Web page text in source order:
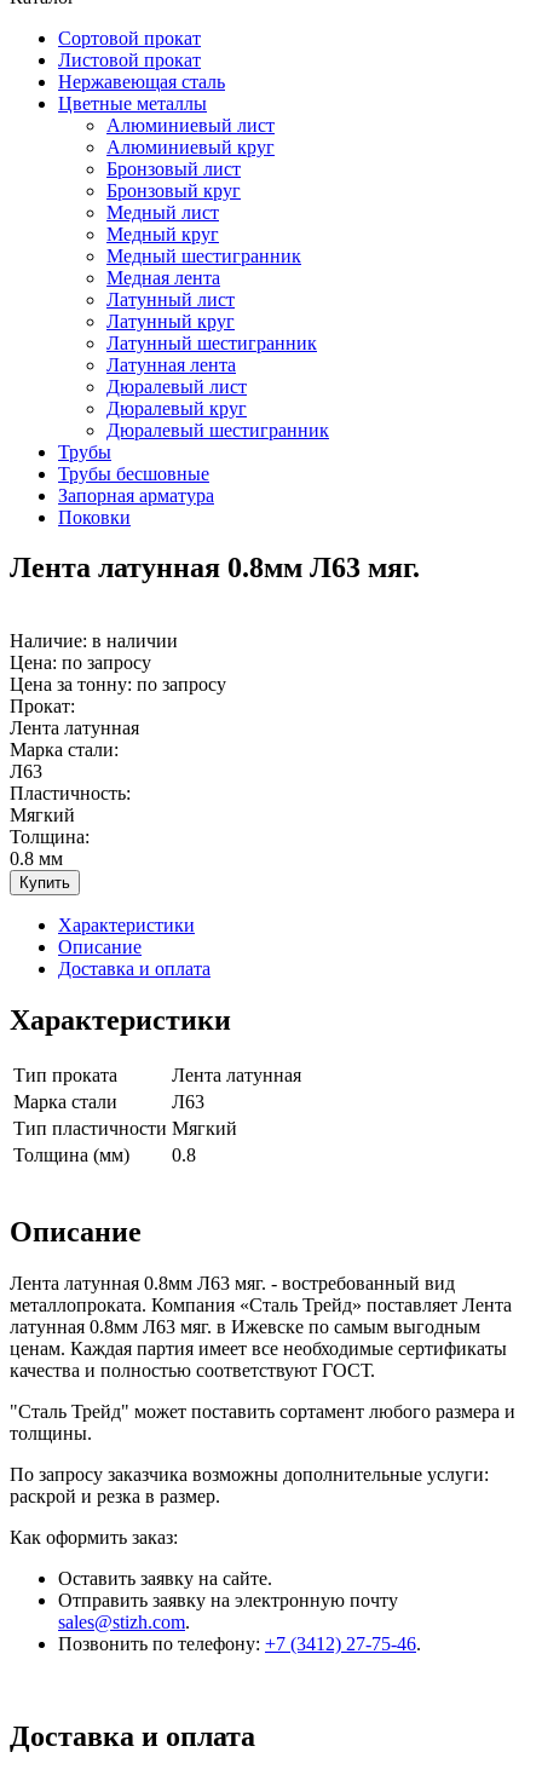
Сортовой прокат
Листовой прокат
Нержавеющая сталь
Цветные металлы
Алюминиевый лист
Алюминиевый круг
Бронзовый лист
Бронзовый круг
Медный лист
Медный круг
Медный шестигранник
Медная лента
Латунный лист
Латунный круг
Латунный шестигранник
Латунная лента
Дюралевый лист
Дюралевый круг
Дюралевый шестигранник
Трубы
Трубы бесшовные
Запорная арматура
Поковки
Лента латунная 0.8мм Л63 мяг.
Наличие: в наличии
Цена: по запросу
Цена за тонну: по запросу
Прокат:
Лента латунная
Марка стали:
Л63
Пластичность:
Мягкий
Толщина:
0.8 мм
Купить
Характеристики
Описание
Доставка и оплата
Характеристики
Тип проката
Лента латунная
Марка стали
Л63
Тип пластичности Мягкий
Толщина (мм)
0.8
Описание
Лента латунная 0.8мм Л63 мяг. - востребованный вид
металлопроката. Компания «Сталь Трейд» поставляет Лента
латунная 0.8мм Л63 мяг. в Ижевске по самым выгодным
ценам. Каждая партия имеет все необходимые сертификаты
качества и полностью соответствуют ГОСТ.
"Сталь Трейд" может поставить сортамент любого размера и
толщины.
По запросу заказчика возможны дополнительные услуги:
раскрой и резка в размер.
Как оформить заказ:
Оставить заявку на сайте.
Отправить заявку на электронную почту
sales@stizh.com.
Позвонить по телефону: +7 (3412) 27-75-46.
Доставка и оплата